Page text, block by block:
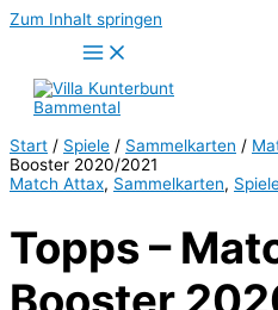
Zum Inhalt springen
Start / Spiele / Sammelkarten /
Booster 2020/2021
Match Attax, Sammelkarten,
Topps –